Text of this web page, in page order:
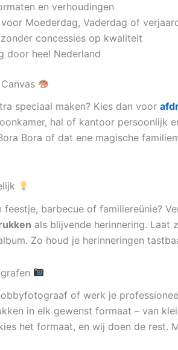
en verhoudingen
Moederdag, Vaderdag of
concessies op kwaliteit
door heel Nederland
speciaal maken? Kies dan voor
hal of kantoor persoonlijk
Bora of dat ene magische
feestje, barbecue of familiereünie?
als blijvende herinnering. Laat
Zo houd je herinneringen
of werk je
in elk gewenst formaat – van
het formaat, en wij doen de rest.